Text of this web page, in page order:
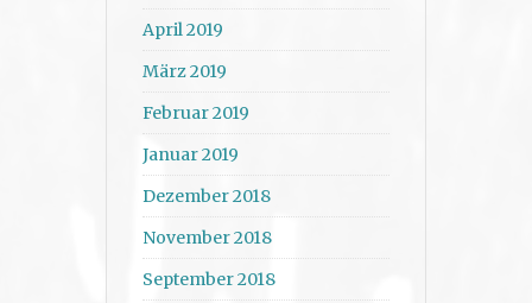
April 2019
März 2019
Februar 2019
Januar 2019
Dezember 2018
November 2018
September 2018